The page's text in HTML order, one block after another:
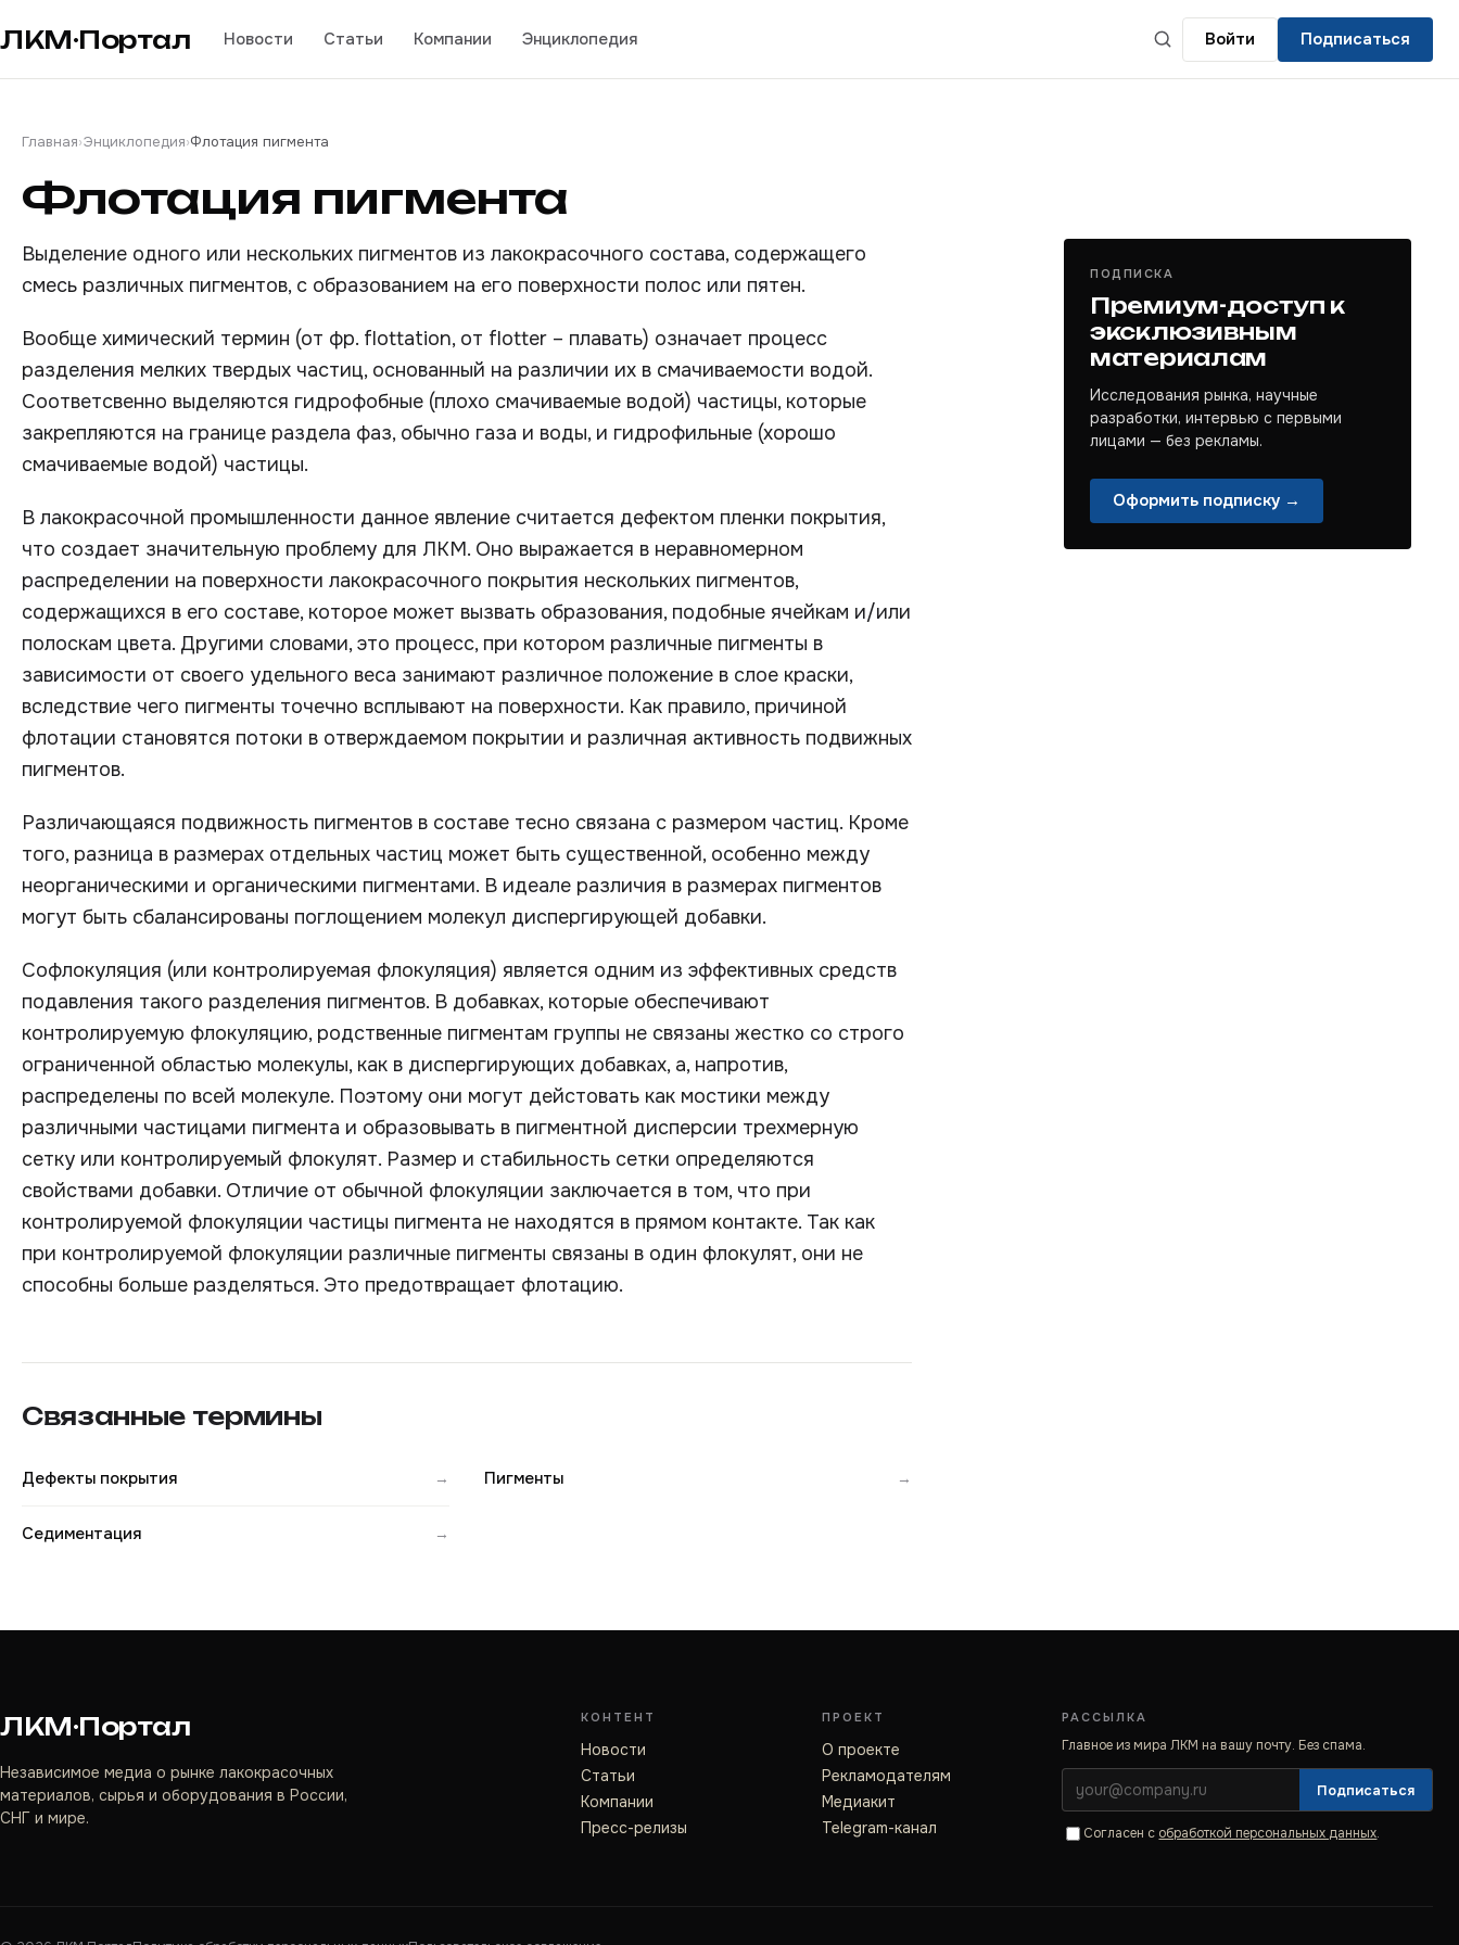
ЛКМ·Портал Новости Статьи Компании Энциклопедия Войти Подписаться
Главная›Энциклопедия›Флотация пигмента
Флотация пигмента
Выделение одного или нескольких пигментов из лакокрасочного состава, содержащего
смесь различных пигментов, с образованием на его поверхности полос или пятен.
Вообще химический термин (от фр. flottation, от flotter – плавать) означает процесс
разделения мелких твердых частиц, основанный на различии их в смачиваемости водой.
Соответсвенно выделяются гидрофобные (плохо смачиваемые водой) частицы, которые
закрепляются на границе раздела фаз, обычно газа и воды, и гидрофильные (хорошо
смачиваемые водой) частицы.
В лакокрасочной промышленности данное явление считается дефектом пленки покрытия,
что создает значительную проблему для ЛКМ. Оно выражается в неравномерном
распределении на поверхности лакокрасочного покрытия нескольких пигментов,
содержащихся в его составе, которое может вызвать образования, подобные ячейкам и/или
полоскам цвета. Другими словами, это процесс, при котором различные пигменты в
зависимости от своего удельного веса занимают различное положение в слое краски,
вследствие чего пигменты точечно всплывают на поверхности. Как правило, причиной
флотации становятся потоки в отверждаемом покрытии и различная активность подвижных
пигментов.
Различающаяся подвижность пигментов в составе тесно связана с размером частиц. Кроме
того, разница в размерах отдельных частиц может быть существенной, особенно между
неорганическими и органическими пигментами. В идеале различия в размерах пигментов
могут быть сбалансированы поглощением молекул диспергирующей добавки.
Софлокуляция (или контролируемая флокуляция) является одним из эффективных средств
подавления такого разделения пигментов. В добавках, которые обеспечивают
контролируемую флокуляцию, родственные пигментам группы не связаны жестко со строго
ограниченной областью молекулы, как в диспергирующих добавках, а, напротив,
распределены по всей молекуле. Поэтому они могут дейстовать как мостики между
различными частицами пигмента и образовывать в пигментной дисперсии трехмерную
сетку или контролируемый флокулят. Размер и стабильность сетки определяются
свойствами добавки. Отличие от обычной флокуляции заключается в том, что при
контролируемой флокуляции частицы пигмента не находятся в прямом контакте. Так как
при контролируемой флокуляции различные пигменты связаны в один флокулят, они не
способны больше разделяться. Это предотвращает флотацию.
Связанные термины
Дефекты покрытия → Пигменты →
Седиментация →
ПОДПИСКА
Премиум-доступ к
эксклюзивным
материалам
Исследования рынка, научные
разработки, интервью с первыми
лицами — без рекламы.
Оформить подписку →
ЛКМ·Портал
Независимое медиа о рынке лакокрасочных
материалов, сырья и оборудования в России,
СНГ и мире.
КОНТЕНТ
Новости
Статьи
Компании
Пресс-релизы
ПРОЕКТ
О проекте
Рекламодателям
Медиакит
Telegram-канал
РАССЫЛКА
Главное из мира ЛКМ на вашу почту. Без спама.
Подписаться
Согласен с обработкой персональных данных.